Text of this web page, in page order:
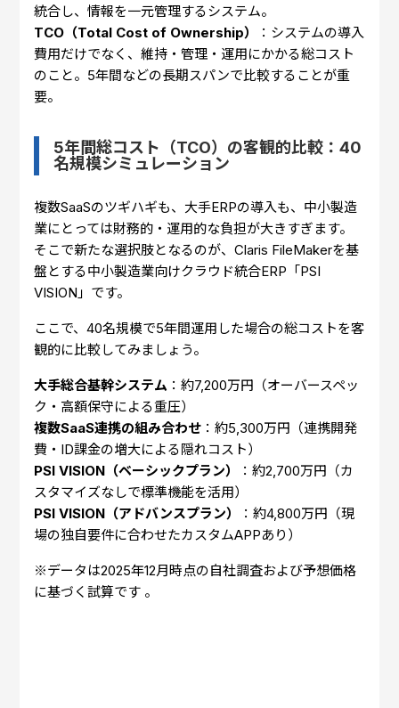
統合し、情報を一元管理するシステム。
TCO（Total Cost of Ownership）
：システムの導入
費用だけでなく、維持・管理・運用にかかる総コスト
のこと。5年間などの長期スパンで比較することが重
要。
5年間総コスト（TCO）の客観的比較：40
名規模シミュレーション
複数SaaSのツギハギも、大手ERPの導入も、中小製造
業にとっては財務的・運用的な負担が大きすぎます。
そこで新たな選択肢となるのが、Claris FileMakerを基
盤とする中小製造業向けクラウド統合ERP「PSI
VISION」です。
ここで、40名規模で5年間運用した場合の総コストを客
観的に比較してみましょう。
大手総合基幹システム ：約7,200万円（オーバースペッ
ク・高額保守による重圧）
複数SaaS連携の組み合わせ ：約5,300万円（連携開発
費・ID課金の増大による隠れコスト）
PSI VISION（ベーシックプラン）
：約2,700万円（カ
スタマイズなしで標準機能を活用）
PSI VISION（アドバンスプラン）
：約4,800万円（現
場の独自要件に合わせたカスタムAPPあり）
※データは2025年12月時点の自社調査および予想価格
に基づく試算です 。